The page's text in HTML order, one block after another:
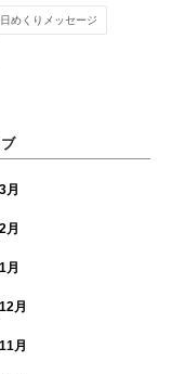
めくりメッセージ
月
月
月
月
月